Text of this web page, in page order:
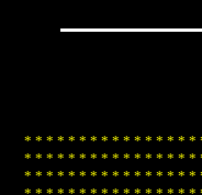
* * * * * * * * * * * * * * * *
* * * * * * * * * * * * * * * *
* * * * * * * * * * * * * * * *